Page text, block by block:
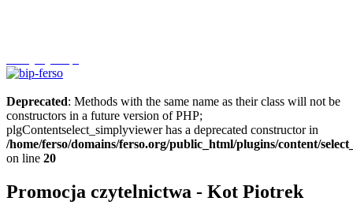
Deprecated: Methods with the same name as their class will not be
constructors in a future version of PHP;
plgContentselect_simplyviewer has a deprecated constructor in
/home/ferso/domains/ferso.org/public_html/plugins/content/
on line 20
Promocja czytelnictwa - Kot Piotrek